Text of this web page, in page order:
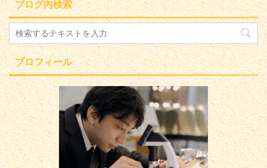
ブログ内検索
プロフィール